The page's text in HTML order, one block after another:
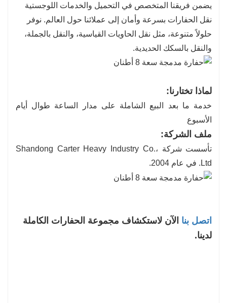
يضمن فريقنا المتخصص في التحميل والخدمات اللوجستية
نقل الحفارات بسرعة وأمان إلى عملائنا حول العالم. نوفر
حلولاً متنوعة، مثل نقل الحاويات القياسية، والنقل بالجملة،
والنقل بالسكك الحديدية.
لماذا تختارنا:
خدمة ما بعد البيع الشاملة على مدار الساعة طوال أيام
الأسبوع
ملف الشركة:
تأسست شركة Shandong Carter Heavy Industry Co.،
Ltd. في عام 2004.
اتصل بنا الآن لاستكشاف مجموعة الحفارات الكاملة
لدينا.